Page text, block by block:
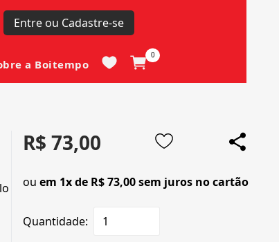
Entre ou Cadastre-se
a Boitempo
0
R$ 73,00
ou em 1x de R$ 73,00 sem juros no cartão
Quantidade: